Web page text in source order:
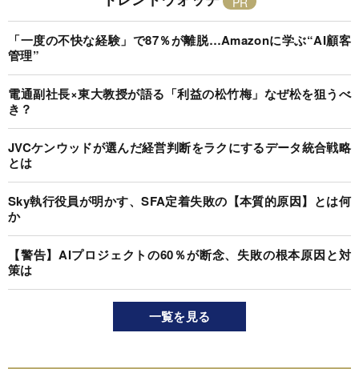
「一度の不快な経験」で87％が離脱…Amazonに学ぶ“AI顧客
管理”
電通副社長×東大教授が語る「利益の松竹梅」なぜ松を狙うべ
き？
JVCケンウッドが選んだ経営判断をラクにするデータ統合戦略
とは
Sky執行役員が明かす、SFA定着失敗の【本質的原因】とは何
か
【警告】AIプロジェクトの60％が断念、失敗の根本原因と対
策は
一覧を見る